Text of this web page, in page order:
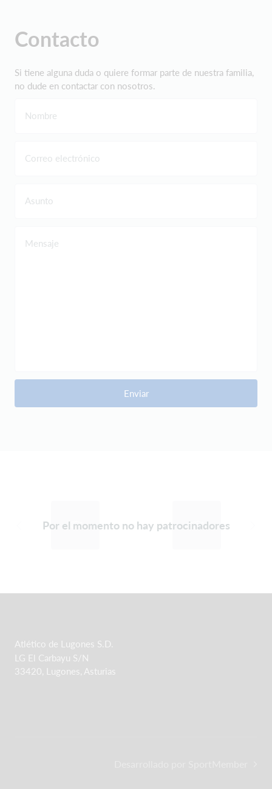
Contacto
Si tiene alguna duda o quiere formar parte de nuestra familia,
no dude en contactar con nosotros.
Nombre
Correo electrónico
Asunto
Mensaje
Enviar
Por el momento no hay patrocinadores
Atlético de Lugones S.D.
LG El Carbayu S/N
33420, Lugones, Asturias